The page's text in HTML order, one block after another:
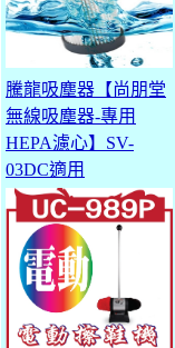
騰龍吸塵器【尚朋堂
無線吸塵器-專用
HEPA濾心】SV-
03DC適用